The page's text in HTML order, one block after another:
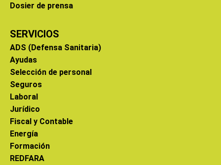
Dosier de prensa
SERVICIOS
ADS (Defensa Sanitaria)
Ayudas
Selección de personal
Seguros
Laboral
Jurídico
Fiscal y Contable
Energía
Formación
REDFARA